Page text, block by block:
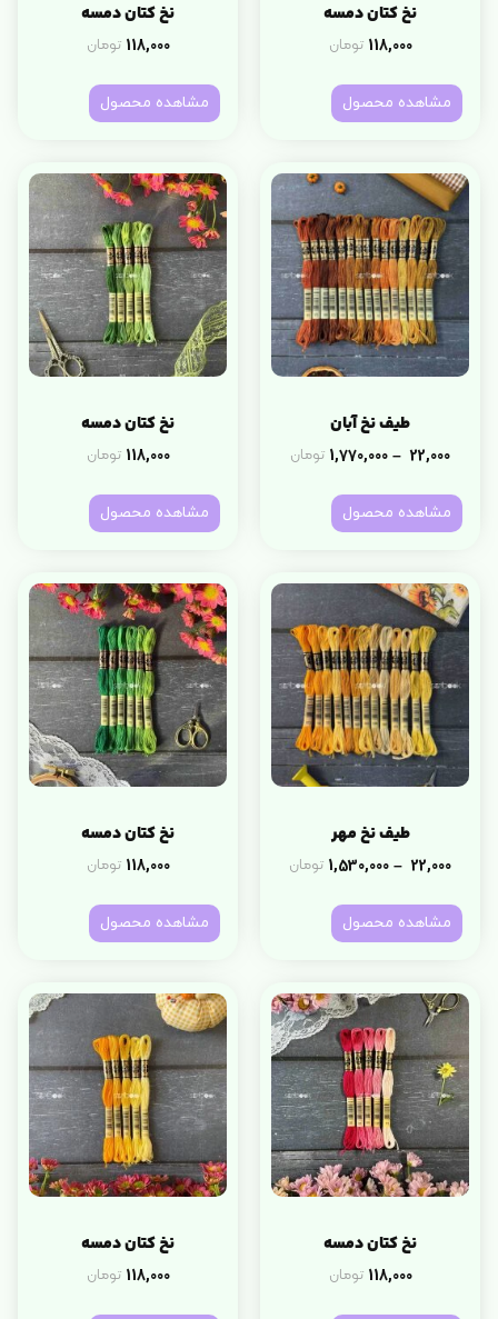
نخ کتان دمسه
118,000 تومان
مشاهده محصول
نخ کتان دمسه
118,000 تومان
مشاهده محصول
طیف نخ آبان
22,000
–
1,770,000 تومان
مشاهده محصول
نخ کتان دمسه
118,000 تومان
مشاهده محصول
طیف نخ مهر
22,000
–
1,530,000 تومان
مشاهده محصول
نخ کتان دمسه
118,000 تومان
مشاهده محصول
نخ کتان دمسه
118,000 تومان
نخ کتان دمسه
118,000 تومان